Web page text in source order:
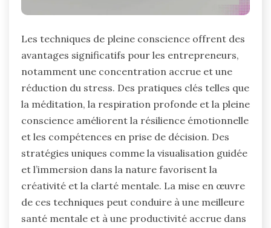
Les techniques de pleine conscience offrent des
avantages significatifs pour les entrepreneurs,
notamment une concentration accrue et une
réduction du stress. Des pratiques clés telles que
la méditation, la respiration profonde et la pleine
conscience améliorent la résilience émotionnelle
et les compétences en prise de décision. Des
stratégies uniques comme la visualisation guidée
et l’immersion dans la nature favorisent la
créativité et la clarté mentale. La mise en œuvre
de ces techniques peut conduire à une meilleure
santé mentale et à une productivité accrue dans